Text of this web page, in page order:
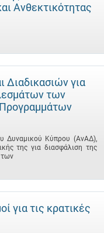
Ανθεκτικότητας
Διαδικασιών για
των
Δυναμικού Κύπρου (ΑνΑΔ),
της για διασφάλιση της
των
για τις κρατικές